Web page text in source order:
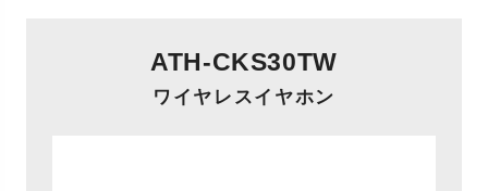
ATH-CKS30TW
ワイヤレスイヤホン